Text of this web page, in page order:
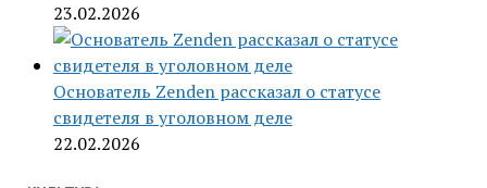
23.02.2026
Основатель Zenden рассказал о статусе
свидетеля в уголовном деле
22.02.2026